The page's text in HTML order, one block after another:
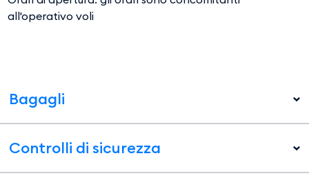
all'operativo voli
Bagagli
Controlli di sicurezza